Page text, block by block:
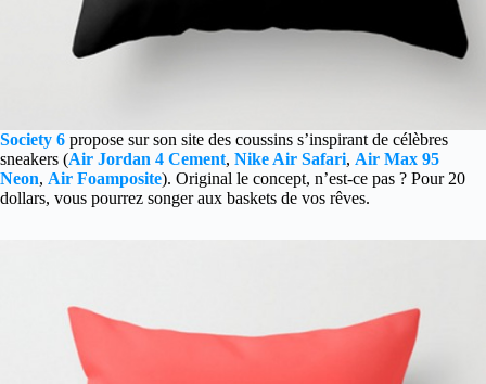
Society 6 propose sur son site des coussins s’inspirant de célèbres
sneakers (Air Jordan 4 Cement, Nike Air Safari, Air Max 95
Neon, Air Foamposite). Original le concept, n’est-ce pas ? Pour 20
dollars, vous pourrez songer aux baskets de vos rêves.